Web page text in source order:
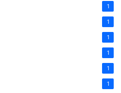
1
1
1
1
1
1